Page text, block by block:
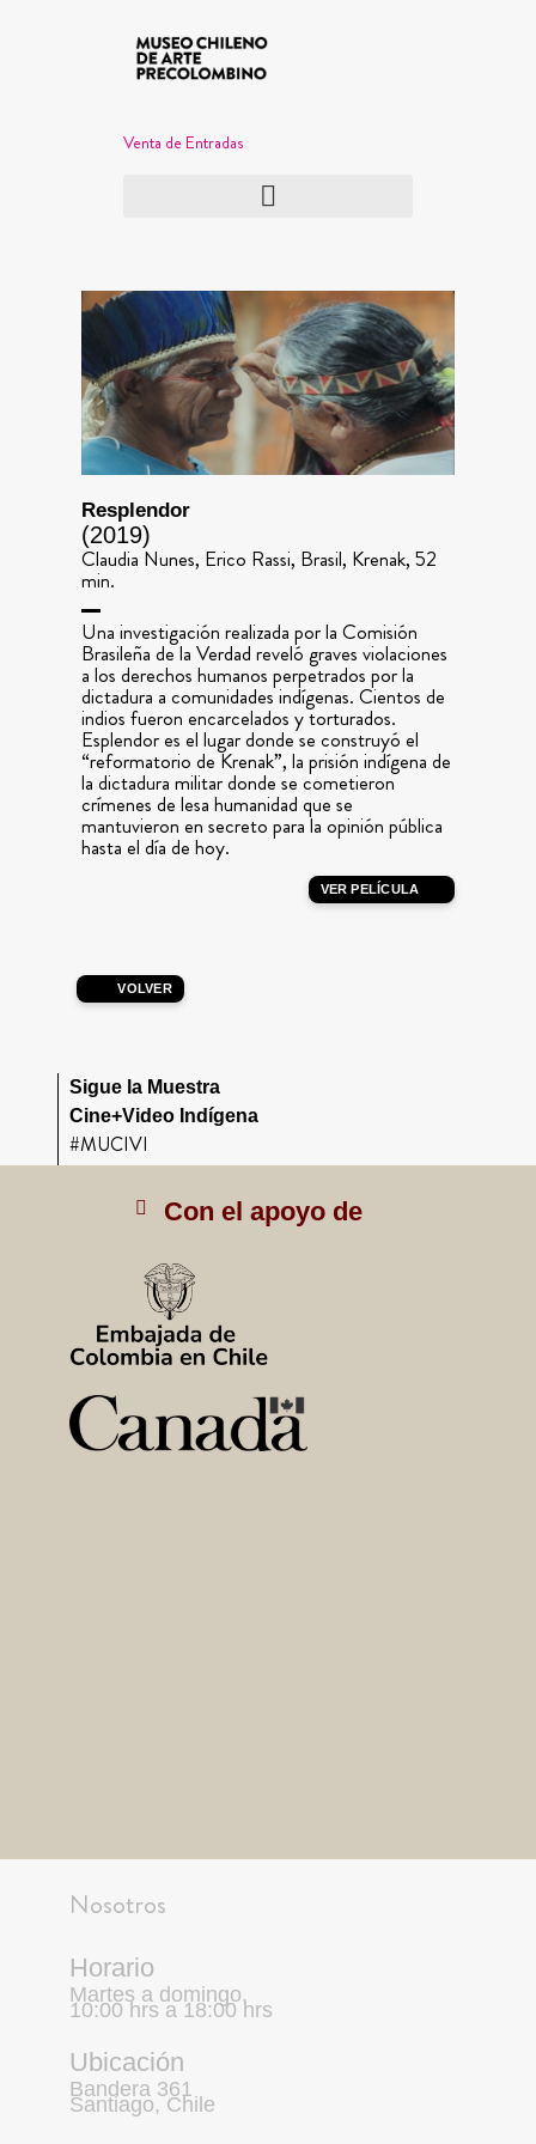
Venta de Entradas
Resplendor
(2019)
Claudia Nunes, Erico Rassi, Brasil, Krenak, 52
min.
Una investigación realizada por la Comisión
Brasileña de la Verdad reveló graves violaciones
a los derechos humanos perpetrados por la
dictadura a comunidades indígenas. Cientos de
indios fueron encarcelados y torturados.
Esplendor es el lugar donde se construyó el
“reformatorio de Krenak”, la prisión indígena de
la dictadura militar donde se cometieron
crímenes de lesa humanidad que se
mantuvieron en secreto para la opinión pública
hasta el día de hoy.
VER PELÍCULA
VOLVER
Sigue la Muestra
Cine+Video Indígena
#MUCIVI
Con el apoyo de
Nosotros
Horario
Martes a domingo,
10:00 hrs a 18:00 hrs
Ubicación
Bandera 361
Santiago, Chile